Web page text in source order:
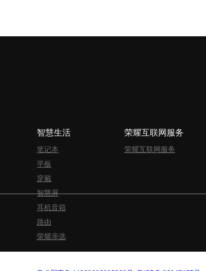
智慧生活
笔记本
平板
穿戴
智慧屏
耳机音箱
路由
荣耀亲选
荣耀互联网服务
荣耀互联网服务